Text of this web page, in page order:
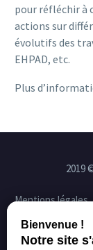
pour réfléchir à
actions sur
évolutifs des
EHPAD, etc.
Plus
2019
Mentions légales